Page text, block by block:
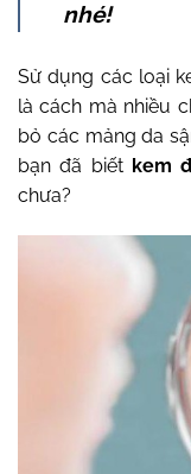
nhé!
Sử dụng các loại
là cách mà nhiều
bỏ các mảng da
bạn đã biết kem
chưa?